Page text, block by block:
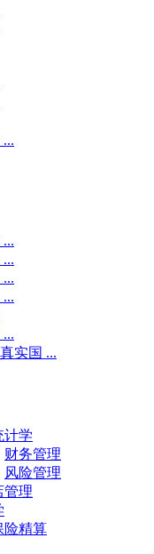
实国 ...
计学
财务管理
风险管理
管理
险精算